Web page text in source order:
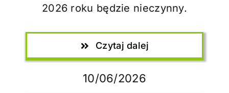
2026 roku będzie nieczynny.
Czytaj dalej
10/06/2026